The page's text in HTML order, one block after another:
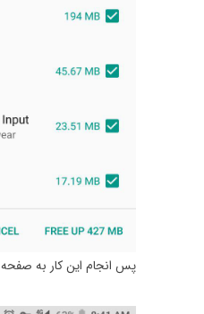
پس انجام این کار به صفحه Storage باز گردید. اگر Storage Manager را